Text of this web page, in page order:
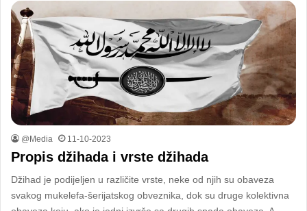
@Media 11-10-2023
Propis džihada i vrste džihada
Džihad je podijeljen u različite vrste, neke od njih su obaveza
svakog mukelefa-šerijatskog obveznika, dok su druge kolektivna